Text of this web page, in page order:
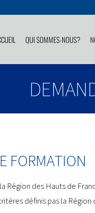
QUI SOMMES-NOUS?
FORMATION
Région des Hauts de
définis pas la